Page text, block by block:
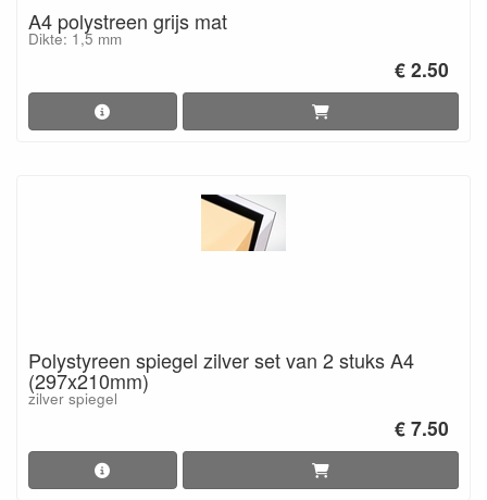
A4 polystreen grijs mat
Dikte: 1,5 mm
€ 2.50
Polystyreen spiegel zilver set van 2 stuks A4
(297x210mm)
zilver spiegel
€ 7.50